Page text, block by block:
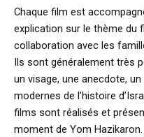
Chaque film est
explication sur le thème du
collaboration avec les
Ils sont généralement très
un visage, une anecdote,
modernes de l’histoire
films sont réalisés et
moment de Yom Hazikaron.